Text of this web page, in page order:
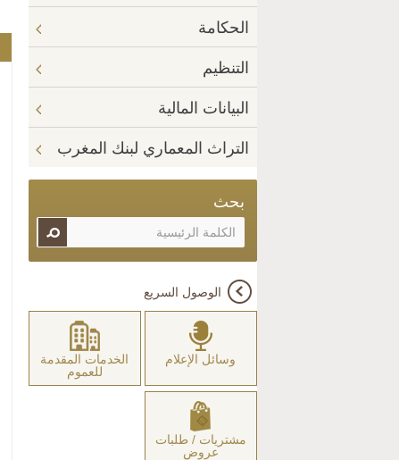
الحكامة
التنظيم
البيانات المالية
التراث المعماري لبنك المغرب
بحث
الوصول السريع
وسائل الإعلام
الخدمات المقدمة
للعموم
مشتريات / طلبات
عروض